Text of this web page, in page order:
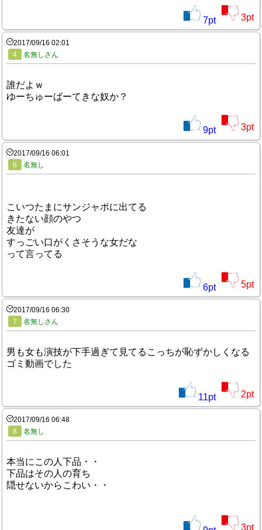
7pt 3pt
2017/09/16 02:01
4
名無しさん
誰だよｗ
ゆーちゅーばーてきな奴か？
9pt 3pt
2017/09/16 06:01
6
名無し
こいつたまにサンジャポに出てる
きたない顔のやつ
友達が
すっごい口がくさそうな女だな
って言ってる
6pt 5pt
2017/09/16 06:30
7
名無しさん
男も女も演技が下手過ぎて見てるこっちが恥ずかしくなる
ゴミ動画でした
11pt 2pt
2017/09/16 06:48
8
名無し
本当にこの人下品・・
下品はその人の育ち
隠せないからこわい・・
3pt